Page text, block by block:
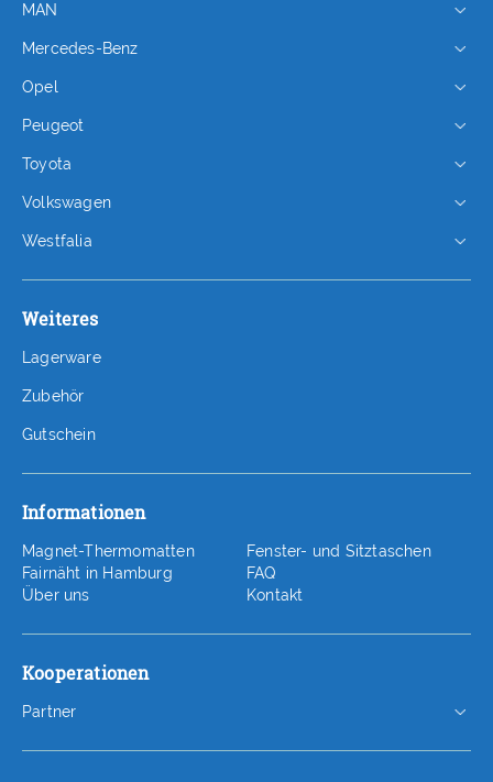
MAN
Mercedes-Benz
Opel
Peugeot
Toyota
Volkswagen
Westfalia
Weiteres
Lagerware
Zubehör
Gutschein
Informationen
Magnet-Thermomatten
Fairnäht in Hamburg
Über uns
Fenster- und Sitztaschen
FAQ
Kontakt
Kooperationen
Partner